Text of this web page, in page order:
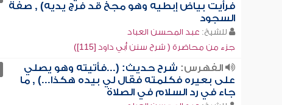
فرأيت بياض إبطيه وهو مجخ قد فرج يديه) , صفة
السجود
للشيخ: عبد المحسن العباد
جزء من محاضرة ( شرح سنن أبي داود [115])
الفهرس: شرح حديث: (...فأتيته وهو يصلي
على بعيره فكلمته فقال لي بيده هكذا...) , ما
جاء في رد السلام في الصلاة